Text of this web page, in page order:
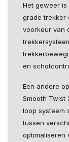
Het geweer
grade trekker
voorkeur van
en
Een andere
Smooth Twist
loop systeem
tussen
optimaliseren